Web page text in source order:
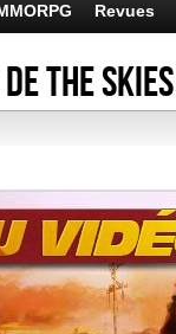
Revues
The Skies